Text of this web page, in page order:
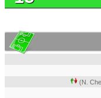
(N.